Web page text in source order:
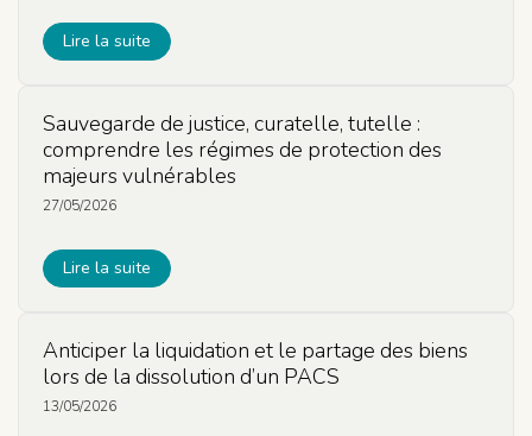
Lire la suite
Sauvegarde de justice, curatelle, tutelle :
comprendre les régimes de protection des
majeurs vulnérables
27/05/2026
Lire la suite
Anticiper la liquidation et le partage des biens
lors de la dissolution d’un PACS
13/05/2026